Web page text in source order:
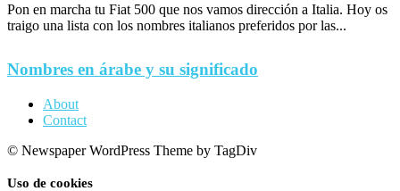
Pon en marcha tu Fiat 500 que nos vamos dirección a Italia. Hoy os
traigo una lista con los nombres italianos preferidos por las...
Nombres en árabe y su significado
About
Contact
© Newspaper WordPress Theme by TagDiv
Uso de cookies